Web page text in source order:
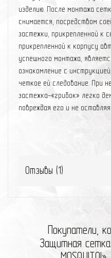
изделию. После монтажа
снимается, посредством
застежки, прикрепленной к
прикрепленной к корпусу
успешного монтажа,
ознакомление с
четкое ей следование. При
застежка-«грибок» легко
повреждая его и не оставляя
Отзывы (1)
Покупатели,
Защитная